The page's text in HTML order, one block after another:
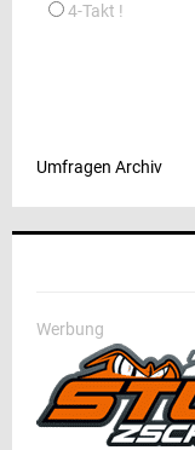
4-Takt !
Umfragen Archiv
Werbung